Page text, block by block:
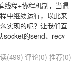
线程+协程机制，当遇
中继续运行，以此来
实现的呢？让我们直
socket的send、recv
(499) 评论(0) 推荐(0)